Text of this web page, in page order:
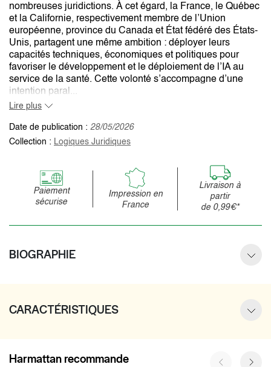
nombreuses juridictions. À cet égard, la France, le Québec
et la Californie, respectivement membre de l’Union
européenne, province du Canada et État fédéré des États-
Unis, partagent une même ambition : déployer leurs
capacités techniques, économiques et politiques pour
favoriser le développement et le déploiement de l’IA au
service de la santé. Cette volonté s’accompagne d’une
intention paral...
Lire plus
Date de publication : 28/05/2026
Collection : Logiques Juridiques
Paiement
sécurise
Impression en
France
Livraison à
partir
de 0,99€*
BIOGRAPHIE
CARACTÉRISTIQUES
Harmattan recommande